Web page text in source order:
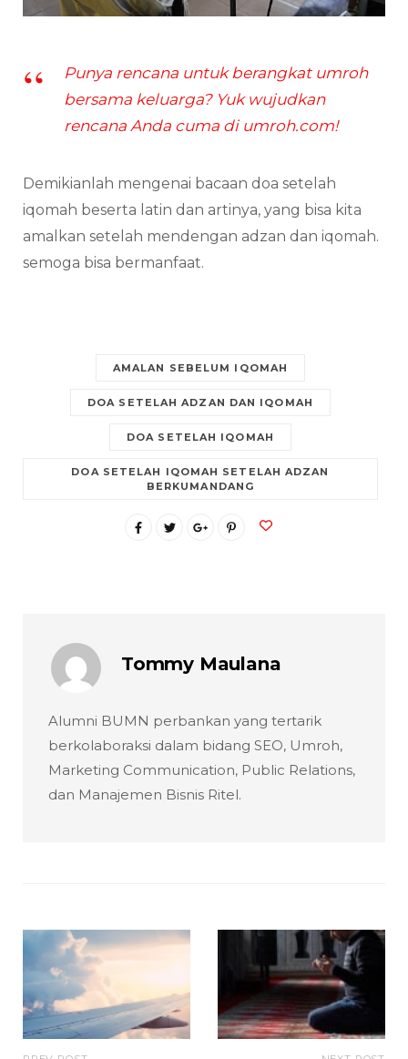
Punya rencana untuk berangkat umroh
bersama keluarga? Yuk wujudkan
rencana Anda cuma di umroh.com!
Demikianlah mengenai bacaan doa setelah
iqomah beserta latin dan artinya, yang bisa kita
amalkan setelah mendengan adzan dan iqomah.
semoga bisa bermanfaat.
AMALAN SEBELUM IQOMAH
DOA SETELAH ADZAN DAN IQOMAH
DOA SETELAH IQOMAH
DOA SETELAH IQOMAH SETELAH ADZAN
BERKUMANDANG
Tommy Maulana
Alumni BUMN perbankan yang tertarik
berkolaboraksi dalam bidang SEO, Umroh,
Marketing Communication, Public Relations,
dan Manajemen Bisnis Ritel.